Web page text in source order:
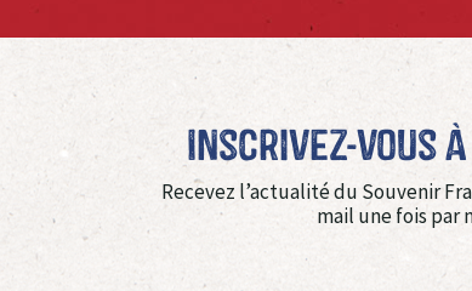
Inscrivez-vous
Recevez l’actualité du Souvenir
mail une fois par